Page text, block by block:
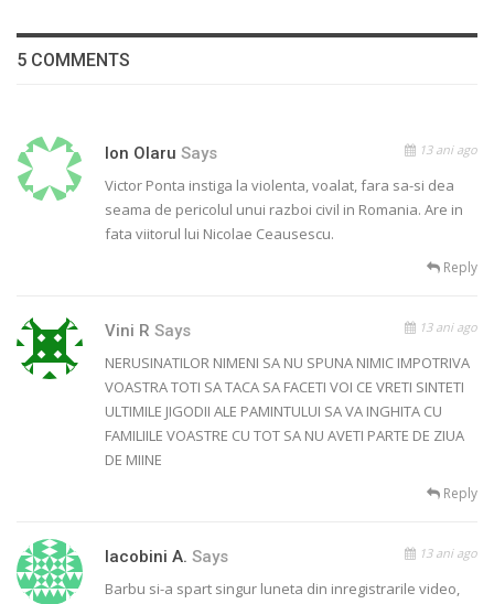
5 COMMENTS
Ion Olaru Says 13 ani ago
Victor Ponta instiga la violenta, voalat, fara sa-si dea
seama de pericolul unui razboi civil in Romania. Are in
fata viitorul lui Nicolae Ceausescu.
Reply
Vini R Says 13 ani ago
NERUSINATILOR NIMENI SA NU SPUNA NIMIC IMPOTRIVA
VOASTRA TOTI SA TACA SA FACETI VOI CE VRETI SINTETI
ULTIMILE JIGODII ALE PAMINTULUI SA VA INGHITA CU
FAMILIILE VOASTRE CU TOT SA NU AVETI PARTE DE ZIUA
DE MIINE
Reply
Iacobini A. Says 13 ani ago
Barbu si-a spart singur luneta din inregistrarile video,